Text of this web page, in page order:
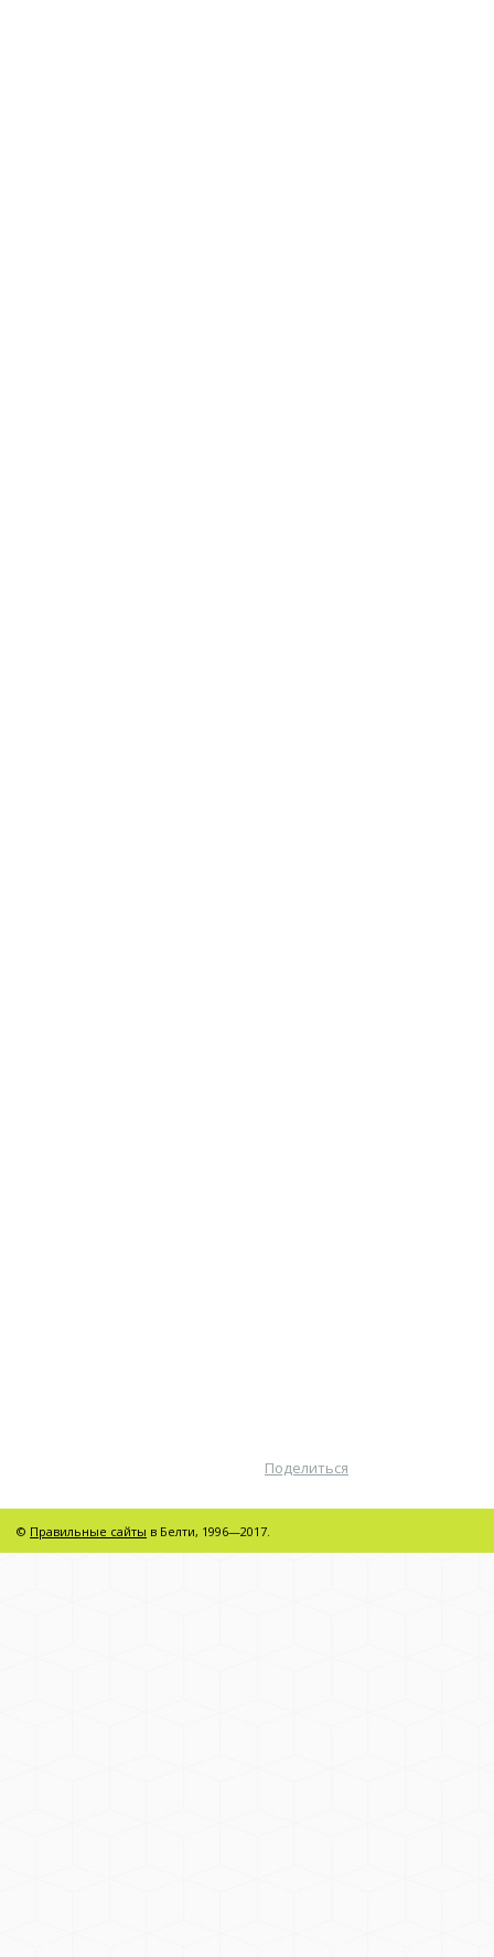
Поделиться
© Правильные сайты в Белти, 1996—2017.